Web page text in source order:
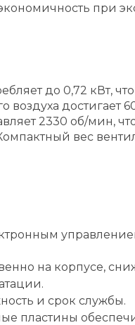
при
до 0,72 кВт,
достигает
2330 об/мин,
вес
на корпусе,
и срок службы.
пластины